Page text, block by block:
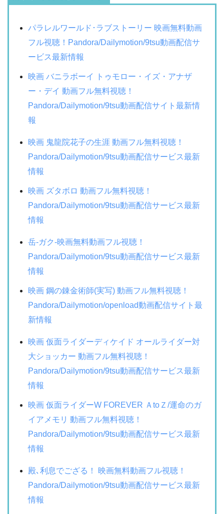
パラレルワールド･ラブストーリー 映画無料動画
フル視聴！Pandora/Dailymotion/9tsu動画配信サ
ービス最新情報
映画 バニラボーイ トゥモロー・イズ・アナザ
ー・デイ 動画フル無料視聴！
Pandora/Dailymotion/9tsu動画配信サイト最新情
報
映画 鬼龍院花子の生涯 動画フル無料視聴！
Pandora/Dailymotion/9tsu動画配信サービス最新
情報
映画 ズタボロ 動画フル無料視聴！
Pandora/Dailymotion/9tsu動画配信サービス最新
情報
岳-ガク-映画無料動画フル視聴！
Pandora/Dailymotion/9tsu動画配信サービス最新
情報
映画 鋼の錬金術師(実写) 動画フル無料視聴！
Pandora/Dailymotion/openload動画配信サイト最
新情報
映画 仮面ライダーディケイド オールライダー対
大ショッカー 動画フル無料視聴！
Pandora/Dailymotion/9tsu動画配信サービス最新
情報
映画 仮面ライダーW FOREVER ＡtoＺ/運命のガ
イアメモリ 動画フル無料視聴！
Pandora/Dailymotion/9tsu動画配信サービス最新
情報
殿､利息でござる！ 映画無料動画フル視聴！
Pandora/Dailymotion/9tsu動画配信サービス最新
情報